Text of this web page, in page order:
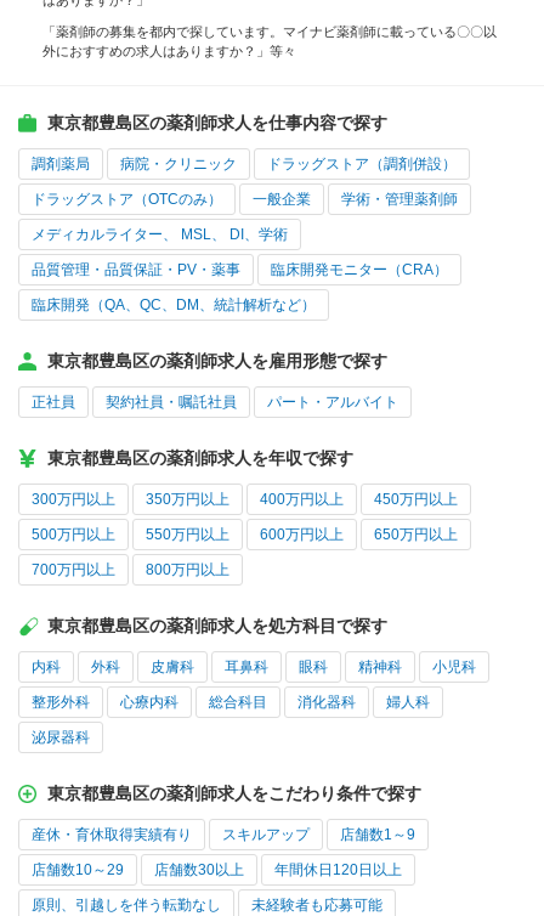
「薬剤師の募集を都内で探しています。マイナビ薬剤師に載っている〇〇以
外におすすめの求人はありますか？」等々
東京都豊島区の薬剤師求人を仕事内容で探す
調剤薬局 病院・クリニック ドラッグストア（調剤併設）
ドラッグストア（OTCのみ） 一般企業 学術・管理薬剤師
メディカルライター、 MSL、 DI、学術
品質管理・品質保証・PV・薬事 臨床開発モニター（CRA）
臨床開発（QA、QC、DM、統計解析など）
東京都豊島区の薬剤師求人を雇用形態で探す
正社員 契約社員・嘱託社員 パート・アルバイト
東京都豊島区の薬剤師求人を年収で探す
300万円以上 350万円以上 400万円以上 450万円以上
500万円以上 550万円以上 600万円以上 650万円以上
700万円以上 800万円以上
東京都豊島区の薬剤師求人を処方科目で探す
内科 外科 皮膚科 耳鼻科 眼科 精神科 小児科
整形外科 心療内科 総合科目 消化器科 婦人科
泌尿器科
東京都豊島区の薬剤師求人をこだわり条件で探す
産休・育休取得実績有り スキルアップ 店舗数1～9
店舗数10～29 店舗数30以上 年間休日120日以上
原則、引越しを伴う転勤なし 未経験者も応募可能